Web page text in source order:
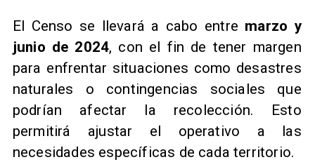
El Censo se llevará a cabo entre marzo y
junio de 2024, con el fin de tener margen
para enfrentar situaciones como desastres
naturales o contingencias sociales que
podrían afectar la recolección. Esto
permitirá ajustar el operativo a las
necesidades específicas de cada territorio.